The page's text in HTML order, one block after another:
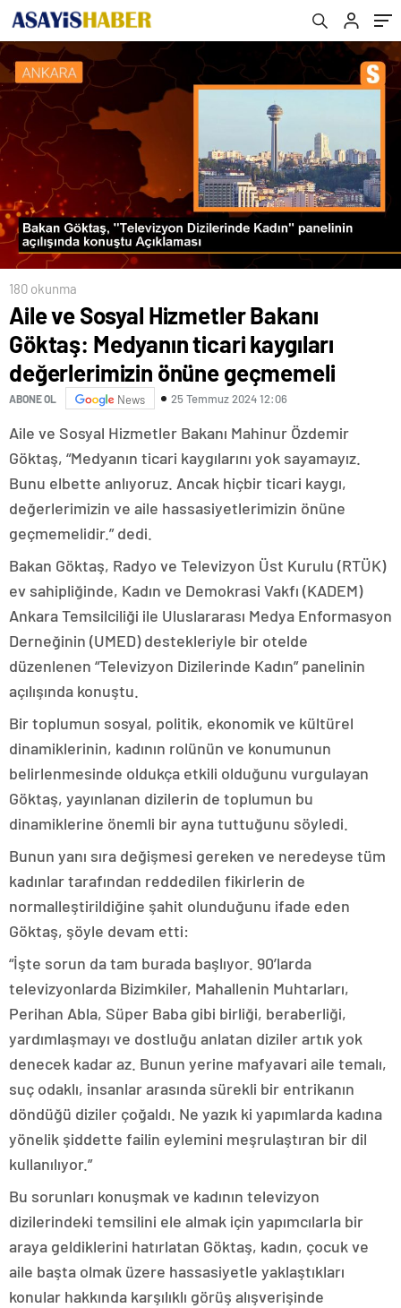
önüne geçmemeli
180 okunma
Aile ve Sosyal Hizmetler Bakanı
Göktaş: Medyanın ticari kaygıları
değerlerimizin önüne geçmemeli
ABONE OL News 25 Temmuz 2024 12:06
Aile ve Sosyal Hizmetler Bakanı Mahinur Özdemir
Göktaş, “Medyanın ticari kaygılarını yok sayamayız.
Bunu elbette anlıyoruz. Ancak hiçbir ticari kaygı,
değerlerimizin ve aile hassasiyetlerimizin önüne
geçmemelidir.” dedi.
Bakan Göktaş, Radyo ve Televizyon Üst Kurulu (RTÜK)
ev sahipliğinde, Kadın ve Demokrasi Vakfı (KADEM)
Ankara Temsilciliği ile Uluslararası Medya Enformasyon
Derneğinin (UMED) destekleriyle bir otelde
düzenlenen “Televizyon Dizilerinde Kadın” panelinin
açılışında konuştu.
Bir toplumun sosyal, politik, ekonomik ve kültürel
dinamiklerinin, kadının rolünün ve konumunun
belirlenmesinde oldukça etkili olduğunu vurgulayan
Göktaş, yayınlanan dizilerin de toplumun bu
dinamiklerine önemli bir ayna tuttuğunu söyledi.
Bunun yanı sıra değişmesi gereken ve neredeyse tüm
kadınlar tarafından reddedilen fikirlerin de
normalleştirildiğine şahit olunduğunu ifade eden
Göktaş, şöyle devam etti:
“İşte sorun da tam burada başlıyor. 90’larda
televizyonlarda Bizimkiler, Mahallenin Muhtarları,
Perihan Abla, Süper Baba gibi birliği, beraberliği,
yardımlaşmayı ve dostluğu anlatan diziler artık yok
denecek kadar az. Bunun yerine mafyavari aile temalı,
suç odaklı, insanlar arasında sürekli bir entrikanın
döndüğü diziler çoğaldı. Ne yazık ki yapımlarda kadına
yönelik şiddette failin eylemini meşrulaştıran bir dil
kullanılıyor.”
Bu sorunları konuşmak ve kadının televizyon
dizilerindeki temsilini ele almak için yapımcılarla bir
araya geldiklerini hatırlatan Göktaş, kadın, çocuk ve
aile başta olmak üzere hassasiyetle yaklaştıkları
konular hakkında karşılıklı görüş alışverişinde
yolunun açılışını gerçekleştirdi